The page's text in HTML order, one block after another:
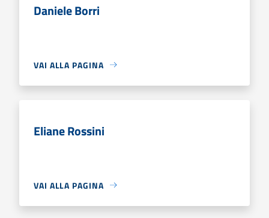
Daniele Borri
VAI ALLA PAGINA
Eliane Rossini
VAI ALLA PAGINA